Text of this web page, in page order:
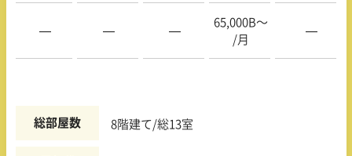
— — —
65,000B〜
/月
—
総部屋数 8階建て/総13室